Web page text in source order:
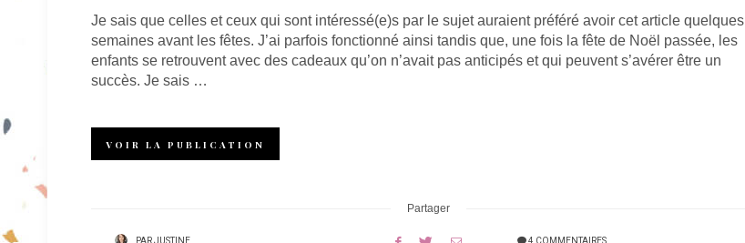
Je sais que celles et ceux qui sont intéressé(e)s par le sujet auraient préféré avoir cet article quelques
semaines avant les fêtes. J’ai parfois fonctionné ainsi tandis que, une fois la fête de Noël passée, les
enfants se retrouvent avec des cadeaux qu’on n’avait pas anticipés et qui peuvent s’avérer être un
succès. Je sais …
VOIR LA PUBLICATION
Partager